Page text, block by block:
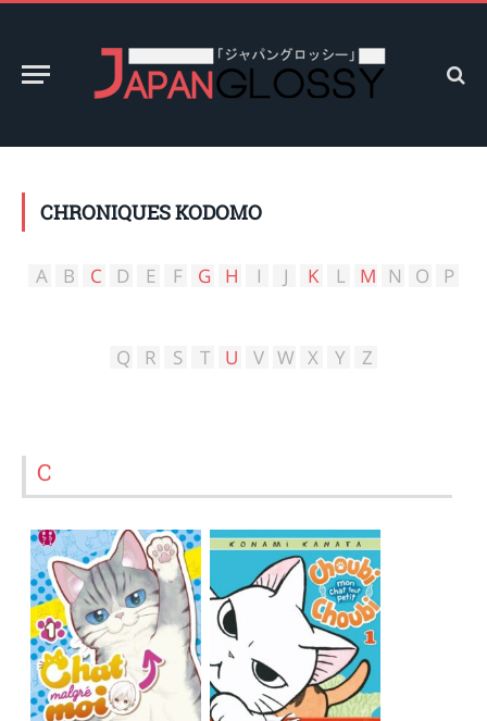
CHRONIQUES KODOMO
A B C D E F G H I J K L M N O P
Q R S T U V W X Y Z
C